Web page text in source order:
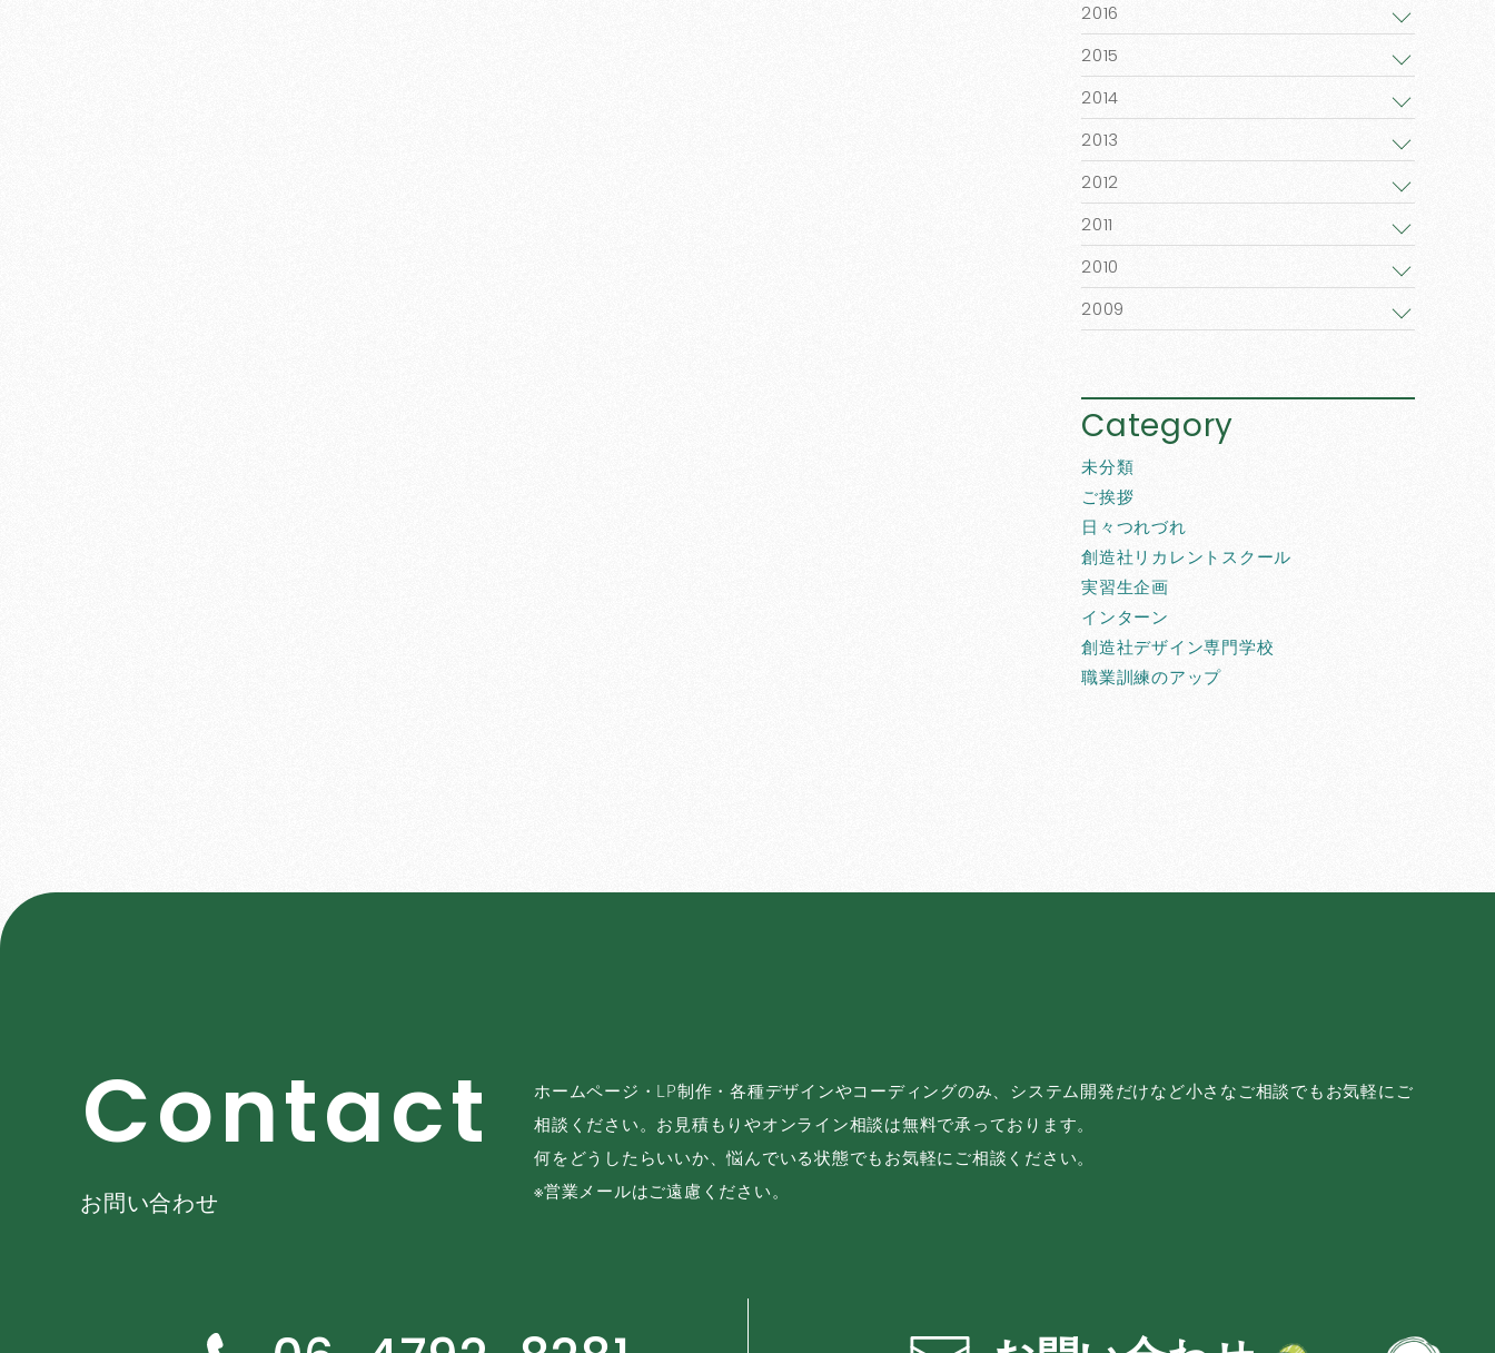
2016
2015
2014
2013
2012
2011
2010
2009
Category
未分類
ご挨拶
日々つれづれ
創造社リカレントスクール
実習生企画
インターン
創造社デザイン専門学校
職業訓練のアップ
Contact
お問い合わせ
ホームページ・LP制作・各種デザインやコーディングのみ、システム開発だけなど小さなご相談でもお気軽にご
相談ください。お見積もりやオンライン相談は無料で承っております。
何をどうしたらいいか、悩んでいる状態でもお気軽にご相談ください。
※営業メールはご遠慮ください。